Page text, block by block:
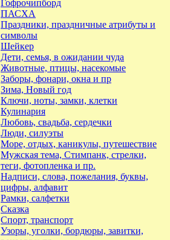
Гофрочипборд
ПАСХА
Праздники, праздничные атрибуты и
символы
Шейкер
Дети, семья, в ожидании чуда
Животные, птицы, насекомые
Заборы, фонари, окна и пр
Зима, Новый год
Ключи, ноты, замки, клетки
Кулинария
Любовь, свадьба, сердечки
Люди, силуэты
Море, отдых, каникулы, путешествие
Мужская тема, Стимпанк, стрелки,
теги, фотопленка и пр.
Надписи, слова, пожелания, буквы,
цифры, алфавит
Рамки, салфетки
Сказка
Спорт, транспорт
Узоры, уголки, бордюры, завитки,